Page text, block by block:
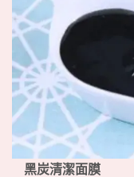
黑炭清潔面膜